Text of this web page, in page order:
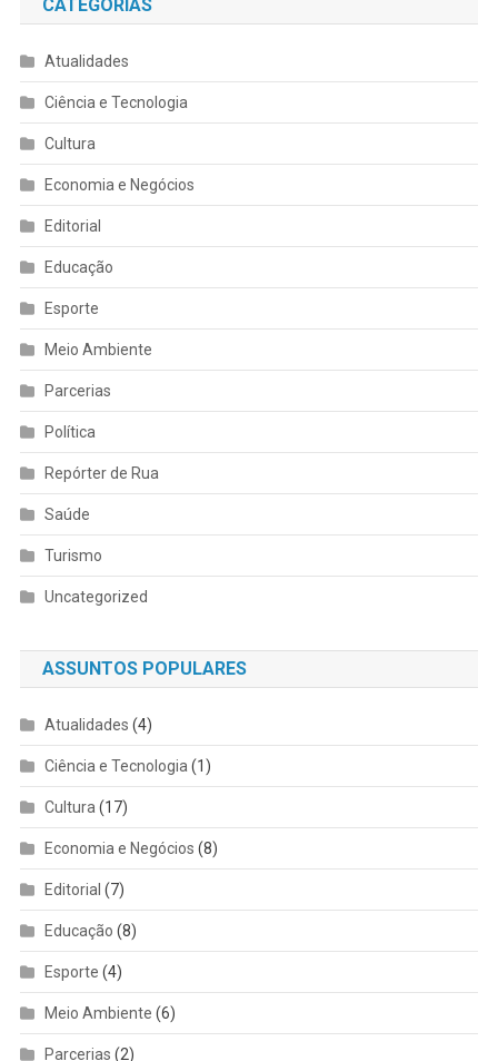
CATEGORIAS
Atualidades
Ciência e Tecnologia
Cultura
Economia e Negócios
Editorial
Educação
Esporte
Meio Ambiente
Parcerias
Política
Repórter de Rua
Saúde
Turismo
Uncategorized
ASSUNTOS POPULARES
Atualidades (4)
Ciência e Tecnologia (1)
Cultura (17)
Economia e Negócios (8)
Editorial (7)
Educação (8)
Esporte (4)
Meio Ambiente (6)
Parcerias (2)